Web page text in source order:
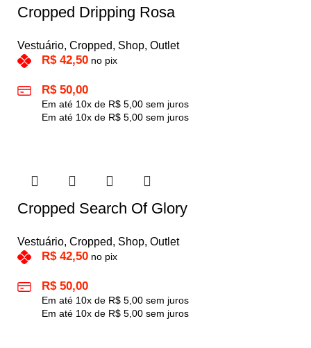
Cropped Dripping Rosa
Vestuário, Cropped, Shop, Outlet
R$42,50 no pix
R$50,00
Em até 10x de R$ 5,00 sem juros
Em até 10x de R$ 5,00 sem juros
Cropped Search Of Glory
Vestuário, Cropped, Shop, Outlet
R$42,50 no pix
R$50,00
Em até 10x de R$ 5,00 sem juros
Em até 10x de R$ 5,00 sem juros